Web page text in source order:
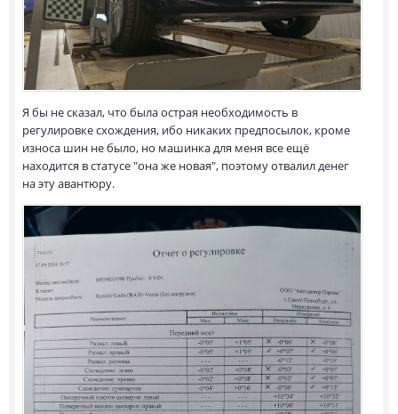
Я бы не сказал, что была острая необходимость в
регулировке схождения, ибо никаких предпосылок, кроме
износа шин не было, но машинка для меня все ещё
находится в статусе "она же новая", поэтому отвалил денег
на эту авантюру.